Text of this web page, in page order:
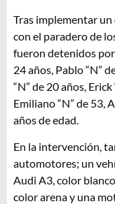
Tras implementar
con el paradero de
fueron detenidos
24 años, Pablo “N”
“N” de 20 años,
Emiliano “N” de 53,
años de edad.
En la intervención,
automotores; un
Audi A3, color
color arena y una